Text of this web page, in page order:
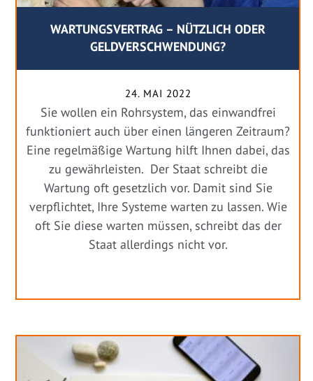
WARTUNGSVERTRAG – NÜTZLICH ODER
GELDVERSCHWENDUNG?
24. MAI 2022
Sie wollen ein Rohrsystem, das einwandfrei
funktioniert auch über einen längeren Zeitraum?
Eine regelmäßige Wartung hilft Ihnen dabei, das
zu gewährleisten. Der Staat schreibt die
Wartung oft gesetzlich vor. Damit sind Sie
verpflichtet, Ihre Systeme warten zu lassen. Wie
oft Sie diese warten müssen, schreibt das der
Staat allerdings nicht vor.